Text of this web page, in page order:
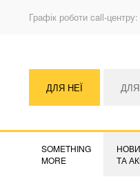
Графік роботи call-
ДЛЯ НЕЇ
SOMETHING
MORE
ТА